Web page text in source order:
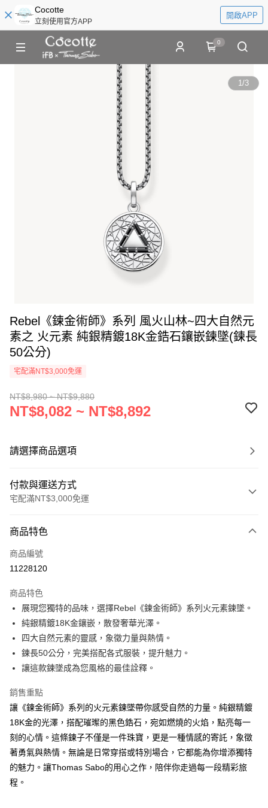
Cocotte
立刻使用官方APP
開啟APP
0
1/3
Rebel《鍊金術師》系列 風火山林~四大自然元
素之 火元素 純銀精鍍18K金鋯石鑲嵌鍊墜(鍊長
50公分)
宅配滿NT$3,000免運
NT$8,980 ~ NT$9,880
NT$8,082 ~ NT$8,892
請選擇商品選項
付款與運送方式
宅配滿NT$3,000免運
信用卡一次付款
LINE Pay
街口支付
悠遊付
ATM付款
黑貓宅急便
每筆NT$100，滿NT$3,000(含以上)免運費
商品特色
商品編號
11228120
商品特色
展現您獨特的品味，選擇Rebel《鍊金術師》系列火元素鍊墜。
純銀精鍍18K金鑲嵌，散發奢華光澤。
四大自然元素的靈感，象徵力量與熱情。
鍊長50公分，完美搭配各式服裝，提升魅力。
讓這款鍊墜成為您風格的最佳詮釋。
銷售重點
讓《鍊金術師》系列的火元素鍊墜帶你感受自然的力量。純銀精鍍
18K金的光澤，搭配璀璨的黑色鋯石，宛如燃燒的火焰，點亮每一
刻的心情。這條鍊子不僅是一件珠寶，更是一種情感的寄託，象徵
著勇氣與熱情。無論是日常穿搭或特別場合，它都能為你增添獨特
的魅力。讓Thomas Sabo的用心之作，陪伴你走過每一段精彩旅
程。